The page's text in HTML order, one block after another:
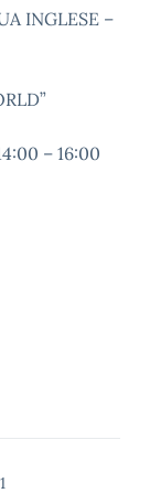
INGLESE –
– 16:00